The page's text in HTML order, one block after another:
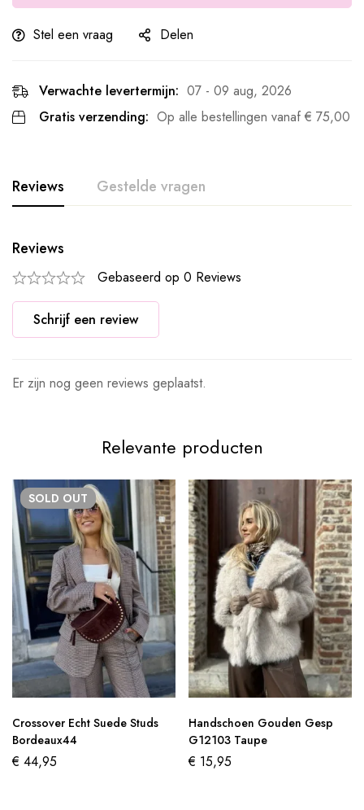
Stel een vraag Delen
Verwachte levertermijn: 07 - 09 aug, 2026
Gratis verzending: Op alle bestellingen vanaf € 75,00
Reviews Gestelde vragen
Reviews
Gebaseerd op 0 Reviews
Schrijf een review
Er zijn nog geen reviews geplaatst.
Relevante producten
SOLD OUT
Crossover Echt Suede Studs
Bordeaux44
€ 44,95
Handschoen Gouden Gesp
G12103 Taupe
€ 15,95